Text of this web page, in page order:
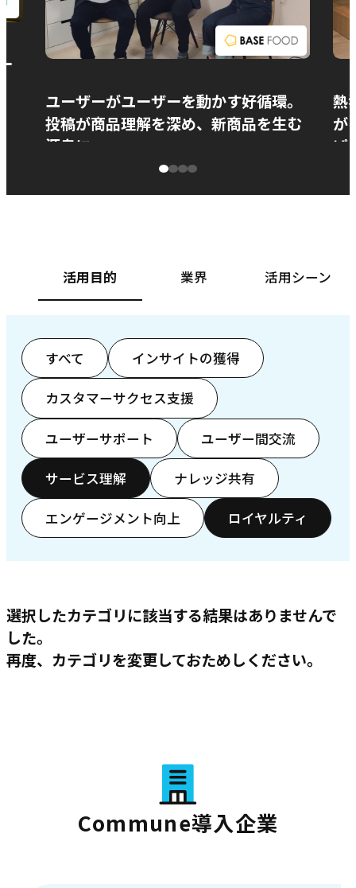
ユーザーがユーザーを動かす好循環。
投稿が商品理解を深め、新商品を生む
源泉に
熱
が
ぱ
活用目的 業界 活用シーン
すべて インサイトの獲得
カスタマーサクセス支援
ユーザーサポート ユーザー間交流
サービス理解 ナレッジ共有
エンゲージメント向上 ロイヤルティ
選択したカテゴリに該当する結果はありませんで
した。
再度、カテゴリを変更しておためしください。
Commune導入企業